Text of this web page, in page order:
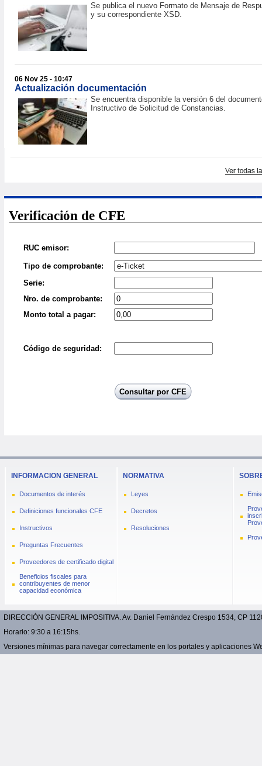
Se publica el nuevo Formato de Mensaje de
y su correspondiente XSD.
06 Nov 25 - 10:47
Actualización documentación
Se encuentra disponible la versión 6 del
Instructivo de Solicitud de Constancias.
Verificación de CFE
INFORMACION GENERAL
Documentos de interés
Definiciones funcionales CFE
Instructivos
Preguntas Frecuentes
Proveedores de certificado digital
Beneficios fiscales para
contribuyentes de menor
capacidad económica
NORMATIVA
Leyes
Decretos
Resoluciones
DIRECCIÓN GENERAL IMPOSITIVA. Av. Daniel Fernández Crespo 1534, CP
Horario: 9:30 a 16:15hs.
Versiones mínimas para navegar correctamente en los portales y aplicaciones